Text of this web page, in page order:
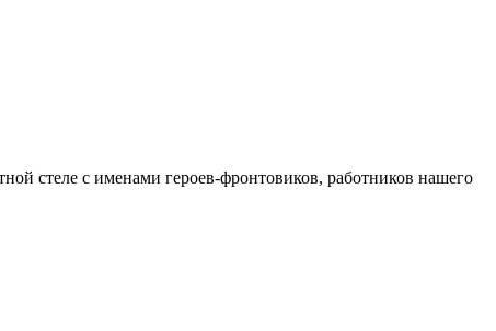
стеле с именами героев-фронтовиков, работников нашего